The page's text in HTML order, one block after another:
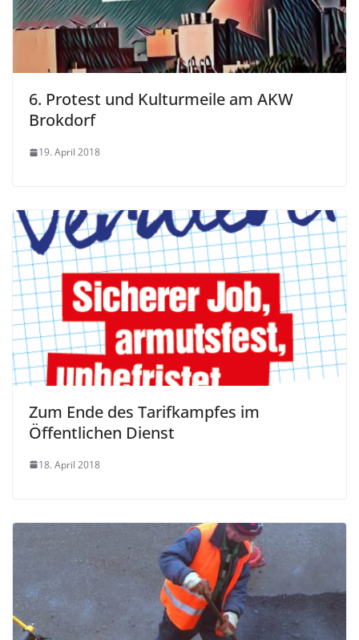
6. Protest und Kulturmeile am AKW
Brokdorf
19. April 2018
Zum Ende des Tarifkampfes im
Öffentlichen Dienst
18. April 2018